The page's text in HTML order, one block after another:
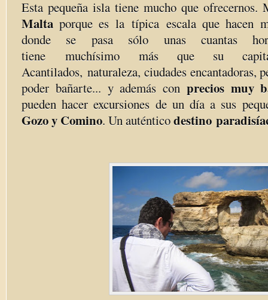
Esta pequeña isla tiene mucho que ofrecernos.
Malta porque es la típica escala que hacen
donde se pasa sólo unas cuantas
tiene muchísimo más que su
Acantilados, naturaleza, ciudades encantadoras,
poder bañarte... y además con precios muy
pueden hacer excursiones de un día a sus
Gozo y Comino. Un auténticodestino